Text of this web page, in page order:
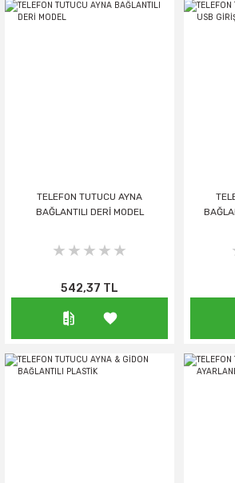
TELEFON TUTUCU AYNA
BAĞLANTILI DERİ MODEL
542,37 TL